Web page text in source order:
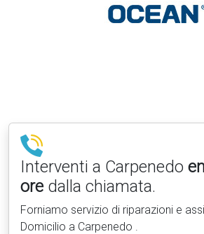
Interventi a Carpenedo
ore dalla chiamata.
Forniamo servizio di riparazioni e
Domicilio a Carpenedo .